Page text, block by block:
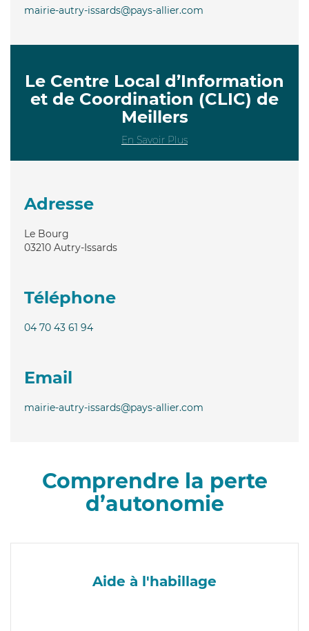
mairie-autry-issards@pays-allier.com
Le Centre Local d’Information
et de Coordination (CLIC) de
Meillers
En Savoir Plus
Adresse
Le Bourg
03210 Autry-Issards
Téléphone
04 70 43 61 94
Email
mairie-autry-issards@pays-allier.com
Comprendre la perte
d’autonomie
Aide à l'habillage